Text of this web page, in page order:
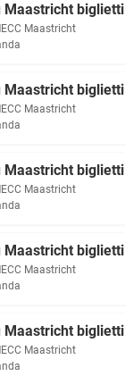
Maastricht biglietti
Maastricht
Maastricht biglietti
Maastricht
Maastricht biglietti
Maastricht
Maastricht biglietti
Maastricht
Maastricht biglietti
Maastricht